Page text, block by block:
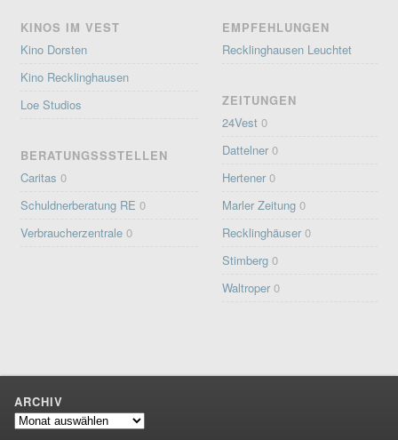
KINOS IM VEST
Kino Dorsten
Kino Recklinghausen
Loe Studios
BERATUNGSSSTELLEN
Caritas 0
Schuldnerberatung RE 0
Verbraucherzentrale 0
EMPFEHLUNGEN
Recklinghausen Leuchtet
ZEITUNGEN
24Vest 0
Dattelner 0
Hertener 0
Marler Zeitung 0
Recklinghäuser 0
Stimberg 0
Waltroper 0
ARCHIV
Archiv